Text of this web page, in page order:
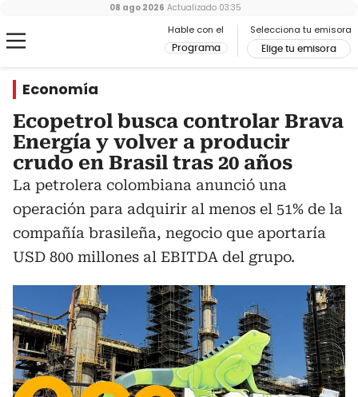
Hable con el
Programa
Selecciona tu emisora
Elige tu emisora
08 ago 2026 Actualizado 03:35
Economía
Ecopetrol busca controlar Brava
Energía y volver a producir
crudo en Brasil tras 20 años
La petrolera colombiana anunció una
operación para adquirir al menos el 51% de la
compañía brasileña, negocio que aportaría
USD 800 millones al EBITDA del grupo.